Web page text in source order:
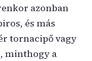
azonban
és más
tornacipő vagy
minthogy a